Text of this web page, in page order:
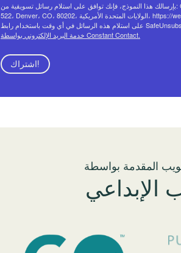
بإرسالك هذا النموذج، فإنك توافق على استلام رسائل تسويقية من: Creative West، 1536 Wynkoop St، Suite
522، Denver، CO، 80202، الولايات المتحدة الأمريكية، https://wearecreativewest.org/. يمكنك إلغاء موافقتك
خدمة البريد الإلكتروني بواسطة Constant Contact.
اشتراك!
المقدمة بواسطة
الإبداعي